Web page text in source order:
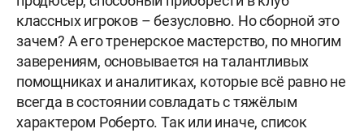
классных игроков – безусловно. Но сборной это
зачем? А его тренерское мастерство, по многим
заверениям, основывается на талантливых
помощниках и аналитиках, которые всё равно не
всегда в состоянии совладать с тяжёлым
характером Роберто. Так или иначе, список